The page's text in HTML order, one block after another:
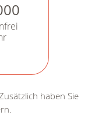
haben Sie